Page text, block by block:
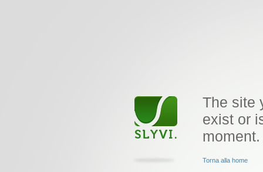
The site
exist or
moment.
Torna alla home